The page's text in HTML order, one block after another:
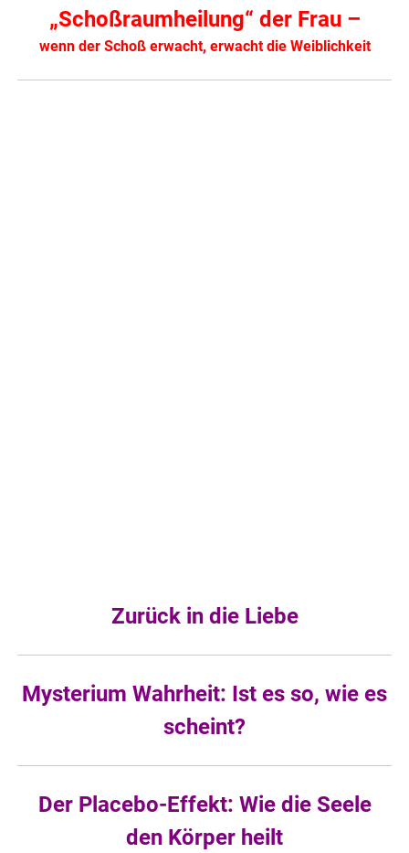
„Schoßraumheilung“ der Frau –
wenn der Schoß erwacht, erwacht die Weiblichkeit
Zurück in die Liebe
Mysterium Wahrheit: Ist es so, wie es
scheint?
Der Placebo-Effekt: Wie die Seele
den Körper heilt